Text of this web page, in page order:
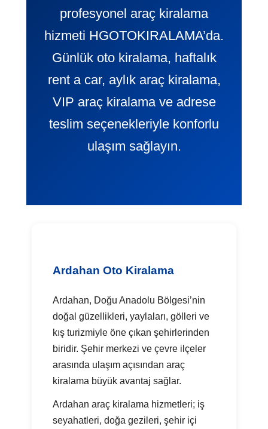
profesyonel araç kiralama
hizmeti HGOTOKIRALAMA’da.
Günlük oto kiralama, haftalık
rent a car, aylık araç kiralama,
VIP araç kiralama ve adrese
teslim seçenekleriyle konforlu
ulaşım sağlayın.
Ardahan Oto Kiralama
Ardahan, Doğu Anadolu Bölgesi’nin
doğal güzellikleri, yaylaları, gölleri ve
kış turizmiyle öne çıkan şehirlerinden
biridir. Şehir merkezi ve çevre ilçeler
arasında ulaşım açısından araç
kiralama büyük avantaj sağlar.
Ardahan araç kiralama hizmetleri; iş
seyahatleri, doğa gezileri, şehir içi